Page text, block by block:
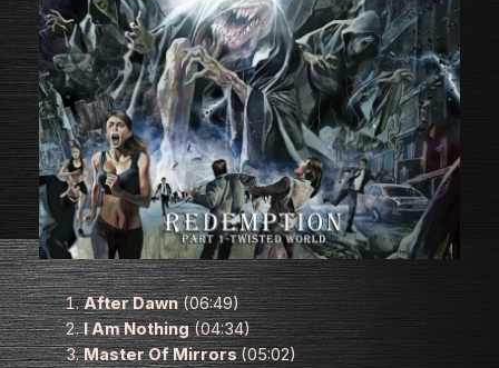
After Dawn(06:49)
I Am Nothing(04:34)
Master Of Mirrors(05:02)